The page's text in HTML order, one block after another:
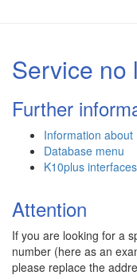
Service no
Further
Information about
Database menu
K10plus interfaces
Attention
If you are looking for a
number (here as an
please replace the